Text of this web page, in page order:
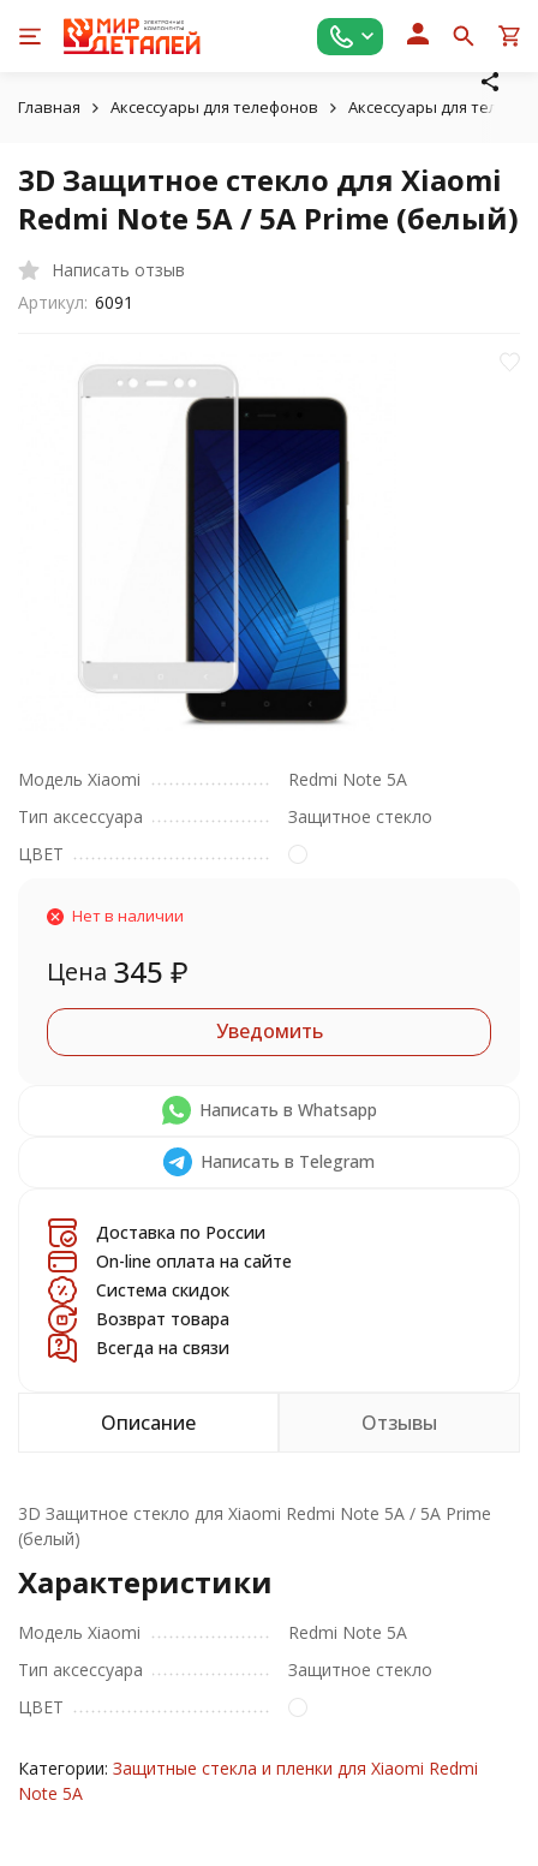
Главная Аксессуары для телефонов Аксессуары для
3D Защитное стекло для Xiaomi
Redmi Note 5A / 5A Prime (белый)
Написать отзыв
Артикул: 6091
Модель Xiaomi
Redmi Note 5A
Тип аксессуара
Защитное стекло
ЦВЕТ
Нет в наличии
Цена 345 ₽
Уведомить
Написать в Whatsapp
Написать в Telegram
Доставка по России
On-line оплата на сайте
Система скидок
Возврат товара
Всегда на связи
Описание Отзывы
3D Защитное стекло для Xiaomi Redmi Note 5A / 5A Prime
(белый)
Характеристики
Модель Xiaomi
Redmi Note 5A
Тип аксессуара
Защитное стекло
ЦВЕТ
Категории: Защитные стекла и пленки для Xiaomi Redmi
Note 5A